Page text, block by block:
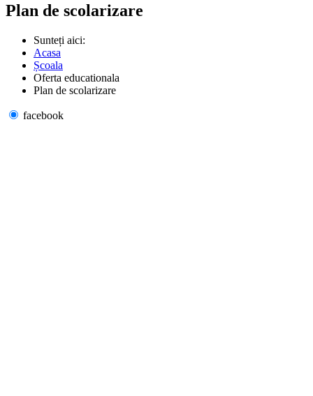
Plan de scolarizare
Sunteți aici:
Acasa
Școala
Oferta educationala
Plan de scolarizare
facebook